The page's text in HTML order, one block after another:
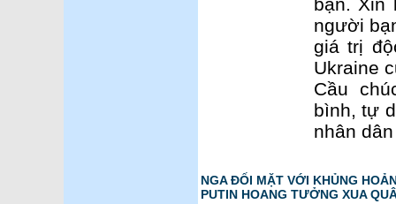
người
giá trị
Ukraine
Cầu
bình, tự
nhân
NGA ĐỐI MẶT VỚI KHỦNG
PUTIN HOANG TƯỞNG XUA